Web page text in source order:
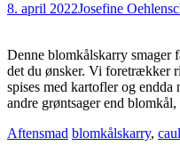
8. april 2022Josefine
Denne blomkålskarry smager
det du ønsker. Vi foretrækker
spises med kartofler og
andre grøntsager end
Aftensmad blomkålskarry,